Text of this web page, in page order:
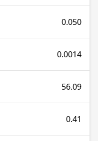
0.050
0.0014
56.09
0.41